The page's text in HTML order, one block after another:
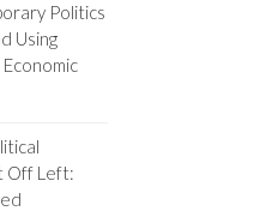
Politics
Using
Off Left: